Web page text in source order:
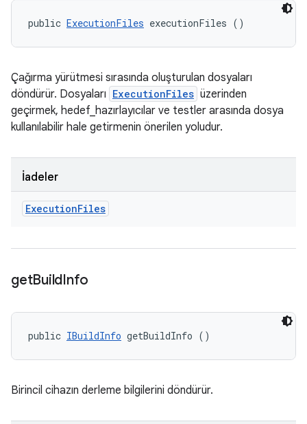
public ExecutionFiles executionFiles ()
Çağırma yürütmesi sırasında oluşturulan dosyaları
döndürür. Dosyaları ExecutionFiles üzerinden
geçirmek, hedef_hazırlayıcılar ve testler arasında dosya
kullanılabilir hale getirmenin önerilen yoludur.
İadeler
ExecutionFiles
getBuildInfo
public IBuildInfo getBuildInfo ()
Birincil cihazın derleme bilgilerini döndürür.